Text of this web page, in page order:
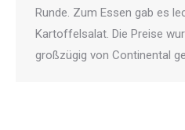
Runde. Zum Essen gab es
Kartoffelsalat. Die Preise
großzügig von Continental